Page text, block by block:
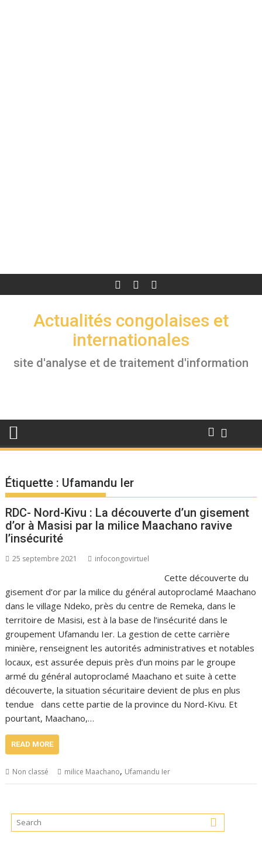
Actualités congolaises et
internationales
site d'analyse et de traitement d'information
Étiquette : Ufamandu Ier
RDC- Nord-Kivu : La découverte d’un gisement
d’or à Masisi par la milice Maachano ravive
l’insécurité
25 septembre 2021 infocongovirtuel
Cette découverte du
gisement d’or par la milice du général autoproclamé Maachano
dans le village Ndeko, près du centre de Remeka, dans le
territoire de Masisi, est à la base de l’insécurité dans le
groupement Ufamandu Ier. La gestion de cette carrière
minière, renseignent les autorités administratives et notables
locaux, est assurée depuis près d’un moins par le groupe
armé du général autoproclamé Maachano et suite à cette
découverte, la situation sécuritaire devient de plus en plus
tendue dans cette partie de la province du Nord-Kivu. Et
pourtant, Maachano,…
READ MORE
Non classé milice Maachano, Ufamandu Ier